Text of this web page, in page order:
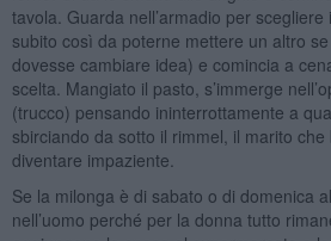
tavola. Guarda nell’armadio per
subito così da poterne mettere un altro
dovesse cambiare idea) e comincia a
scelta. Mangiato il pasto, s’immerge
(trucco) pensando ininterrottamente a
sbirciando da sotto il rimmel, il marito
diventare impaziente.
Se la milonga è di sabato o di domenica
nell’uomo perché per la donna tutto